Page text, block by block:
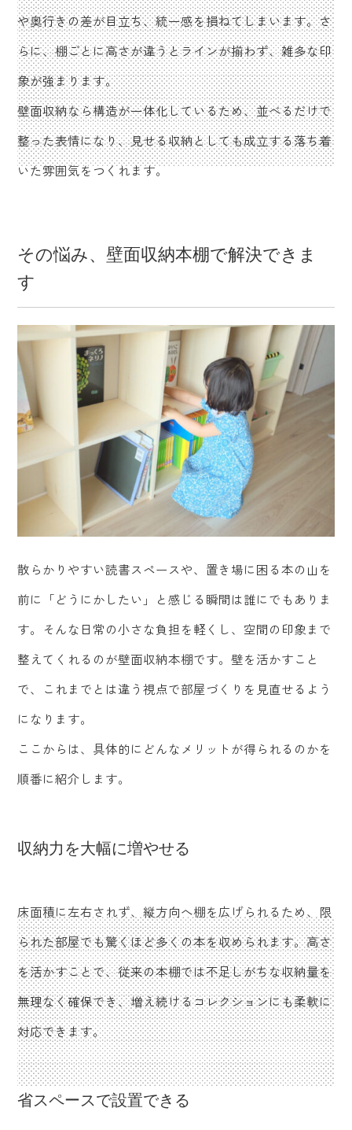
や奥行きの差が目立ち、統一感を損ねてしまいます。さ
らに、棚ごとに高さが違うとラインが揃わず、雑多な印
象が強まります。
壁面収納なら構造が一体化しているため、並べるだけで
整った表情になり、見せる収納としても成立する落ち着
いた雰囲気をつくれます。
その悩み、壁面収納本棚で解決できま
す
散らかりやすい読書スペースや、置き場に困る本の山を
前に「どうにかしたい」と感じる瞬間は誰にでもありま
す。そんな日常の小さな負担を軽くし、空間の印象まで
整えてくれるのが壁面収納本棚です。壁を活かすこと
で、これまでとは違う視点で部屋づくりを見直せるよう
になります。
ここからは、具体的にどんなメリットが得られるのかを
順番に紹介します。
収納力を大幅に増やせる
床面積に左右されず、縦方向へ棚を広げられるため、限
られた部屋でも驚くほど多くの本を収められます。高さ
を活かすことで、従来の本棚では不足しがちな収納量を
無理なく確保でき、増え続けるコレクションにも柔軟に
対応できます。
省スペースで設置できる